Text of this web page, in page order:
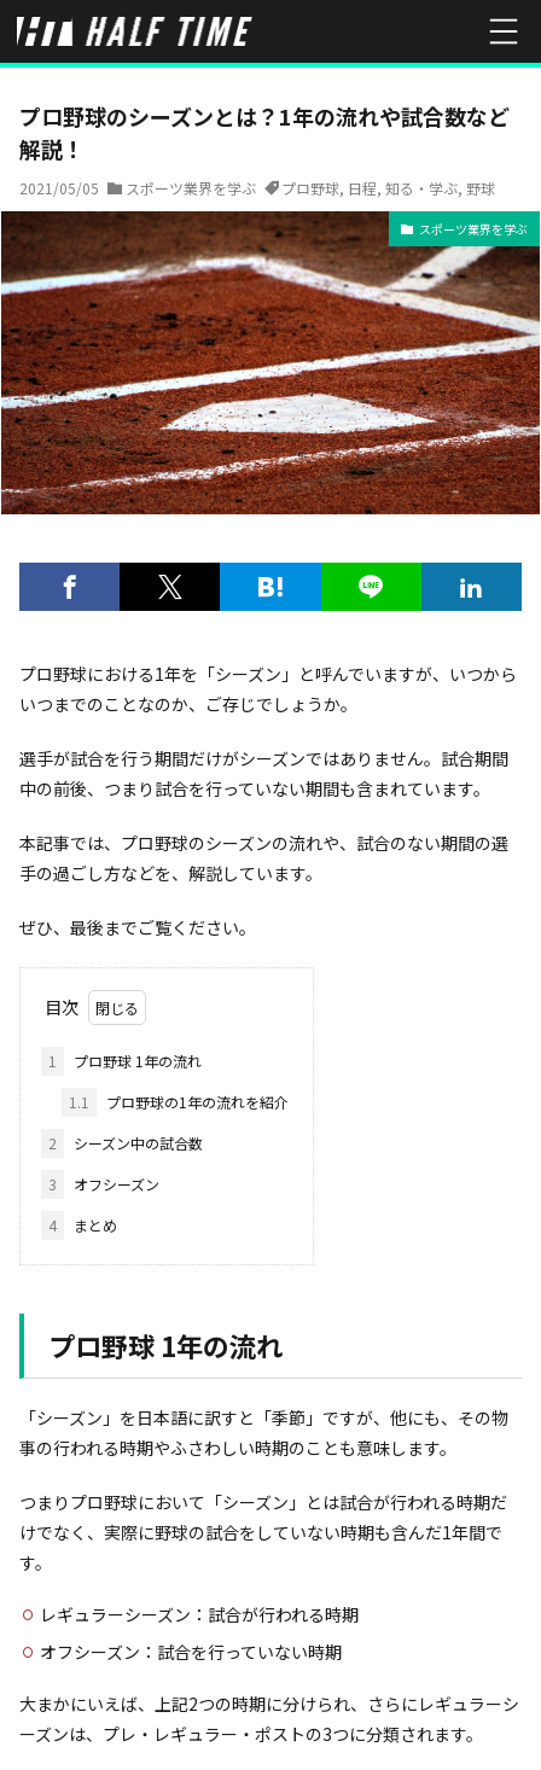
HOME スポーツ業界を学ぶ プロ野球のシーズンとは？1年の流れ
プロ野球のシーズンとは？1年の流れや試合数など
解説！
2021/05/05 スポーツ業界を学ぶ プロ野球, 日程, 知る・学ぶ, 野球
スポーツ業界を学ぶ
プロ野球における1年を「シーズン」と呼んでいますが、いつから
いつまでのことなのか、ご存じでしょうか。
選手が試合を行う期間だけがシーズンではありません。試合期間
中の前後、つまり試合を行っていない期間も含まれています。
本記事では、プロ野球のシーズンの流れや、試合のない期間の選
手の過ごし方などを、解説しています。
ぜひ、最後までご覧ください。
目次
1
プロ野球 1年の流れ
1.1
プロ野球の1年の流れを紹介
2
シーズン中の試合数
3
オフシーズン
4
まとめ
プロ野球 1年の流れ
「シーズン」を日本語に訳すと「季節」ですが、他にも、その物
事の行われる時期やふさわしい時期のことも意味します。
つまりプロ野球において「シーズン」とは試合が行われる時期だ
けでなく、実際に野球の試合をしていない時期も含んだ1年間で
す。
レギュラーシーズン：試合が行われる時期
オフシーズン：試合を行っていない時期
大まかにいえば、上記2つの時期に分けられ、さらにレギュラーシ
ーズンは、プレ・レギュラー・ポストの3つに分類されます。